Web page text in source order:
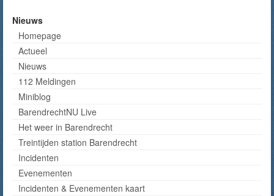
Nieuws
Homepage
Actueel
Nieuws
112 Meldingen
Miniblog
BarendrechtNU Live
Het weer in Barendrecht
Treintijden station Barendrecht
Incidenten
Evenementen
Incidenten & Evenementen kaart